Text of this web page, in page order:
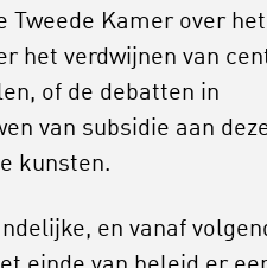
Tweede Kamer over het
het verdwijnen van
of de debatten in
van subsidie aan
kunsten.
en vanaf